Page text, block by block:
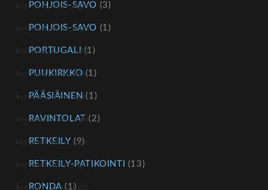
POHJOIS-SAVO (3)
POHJOIS-SAVO (1)
PORTUGALI (1)
PUUKIRKKO (1)
PÄÄSIÄINEN (1)
RAVINTOLAT (2)
RETKEILY (9)
RETKEILY-PATIKOINTI (13)
RONDA (1)